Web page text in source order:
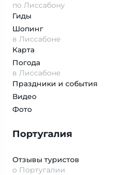
по Лиссабону
Гиды
Шопинг
в Лиссабоне
Карта
Погода
в Лиссабоне
Праздники и события
Видео
Фото
Португалия
Отзывы туристов
о Португалии